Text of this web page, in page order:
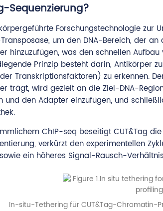
Sequenzierung?
Forschungstechnologie zur
um den DNA-Bereich, der
hinzuzufügen, was den schnellen
Prinzip besteht darin, Antikörper
Transkriptionsfaktoren) zu erkennen.
trägt, wird gezielt an die Ziel-DNA-
und den Adapter einzufügen, und
ChIP-seq beseitigt CUT&Tag
verkürzt den experimentellen
ein höheres Signal-Rausch-
In-situ-Tethering für CUT&Tag-Chromatin-